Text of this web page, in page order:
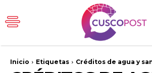
Inicio Etiquetas Créditos de agua y